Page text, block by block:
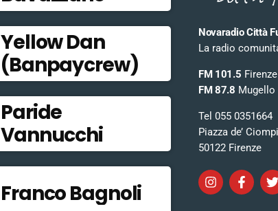
Yellow Dan
(Banpaycrew)
Paride
Vannucchi
Franco Bagnoli
Novaradio Città
La radio
FM 101.5
FM 87.8 Mugello
Tel 055 0351664
Piazza de’
50122 Firenze